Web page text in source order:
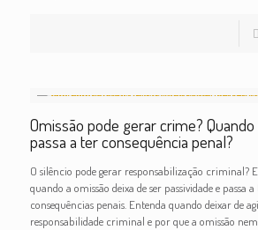
Omissão pode gerar crime?
passa a ter consequência penal?
O silêncio pode gerar responsabilização criminal?
quando a omissão deixa de ser passividade e passa a
consequências penais. Entenda quando deixar de
responsabilidade criminal e por que a omissão